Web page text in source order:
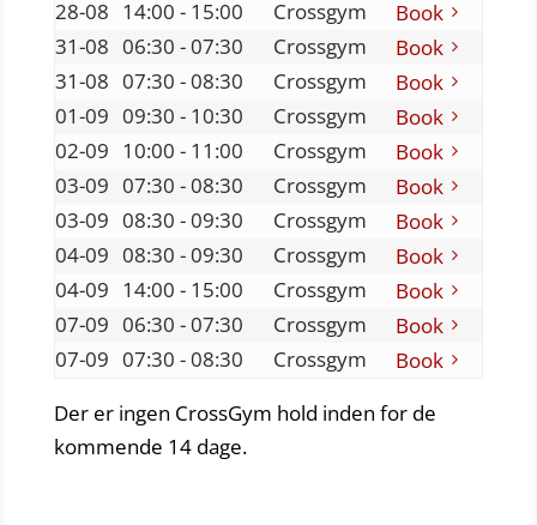
28-08 14:00 - 15:00 Crossgym
Book
31-08 06:30 - 07:30 Crossgym
Book
31-08 07:30 - 08:30 Crossgym
Book
01-09 09:30 - 10:30 Crossgym
Book
02-09 10:00 - 11:00 Crossgym
Book
03-09 07:30 - 08:30 Crossgym
Book
03-09 08:30 - 09:30 Crossgym
Book
04-09 08:30 - 09:30 Crossgym
Book
04-09 14:00 - 15:00 Crossgym
Book
07-09 06:30 - 07:30 Crossgym
Book
07-09 07:30 - 08:30 Crossgym
Book
Der er ingen CrossGym hold inden for de
kommende 14 dage.